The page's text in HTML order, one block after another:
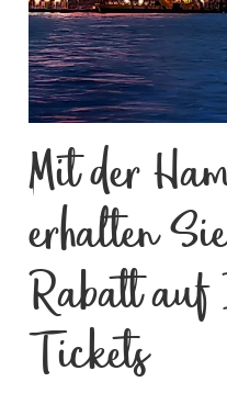
Mit der
erhalten
Rabatt
Tickets